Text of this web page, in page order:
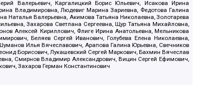
Валерьевич, Каргалицкий Борис Юльевич, Исакова Ирина
Владимировна, Людевиг Марина Зариевна, Федотова Галина
Наталья Валерьевна, Акимова Татьяна Николаевна, Золотарева
Захарова Светлана Сергеевна, Щур Татьяна Михайловна,
Алексей Кириллович, Флиге Ирина Анатольевна, Мельникова
Беляев Сергей Иванович, Голубева Елена Николаевна,
Илья Вячеславович, Арапова Галина Юрьевна, Свечников
Борисович, Лукашевский Сергей Маркович, Бахмин Вячеслав
Смирнов Владимир Александрович, Вицин Сергей Ефимович,
Захаров Герман Константинович